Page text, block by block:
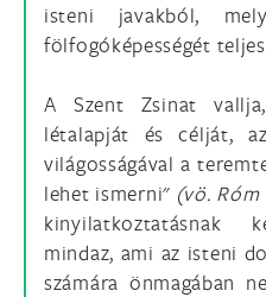
isteni javakból,
fölfogóképességét
A Szent Zsinat
létalapját és célját,
világosságával a
lehet ismerni" (vö. Róm
kinyilatkoztatásnak
mindaz, ami az isteni
számára önmagában